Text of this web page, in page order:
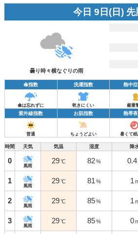
今日 9日(日) 先
曇り時々横なぐりの雨
傘指数 洗濯指数 熱中
傘は忘れずに 乾きにくい 厳重
紫外線指数 お肌指数 熱帯
普通 ちょうどよい 暑くて
時間 天気 気温 湿度 降
0
風雨
29℃ 82% 0.4
1
風雨
29℃ 81 % 1
2
風雨
29℃ 85% 1
3
風雨
29℃ 85% 0